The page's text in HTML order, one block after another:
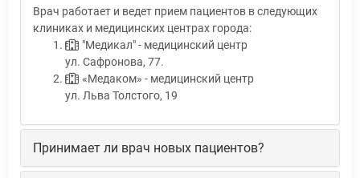
Врач работает и ведет прием пациентов в следующих
клиниках и медицинских центрах города:
"Медикал" - медицинский центр
ул. Сафронова, 77.
«Медаком» - медицинский центр
ул. Льва Толстого, 19
Принимает ли врач новых пациентов?